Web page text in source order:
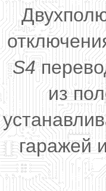
S4
из
гаражей